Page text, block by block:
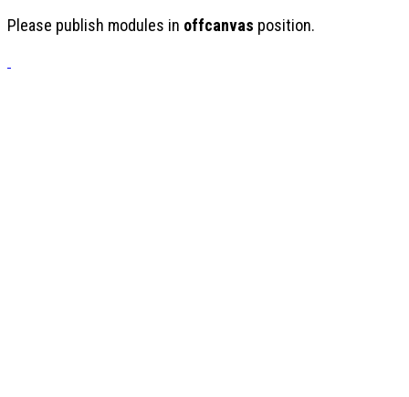
Please publish modules in offcanvas position.